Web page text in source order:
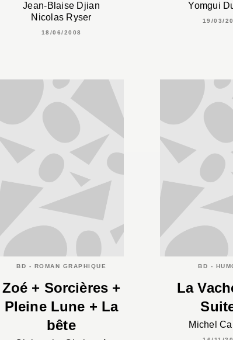
Jean-Blaise Djian
Nicolas Ryser
18/06/2008
Yomgui
19/03/
BD - ROMAN GRAPHIQUE
Zoé + Sorcières +
Pleine Lune + La
bête
BD -
La
Michel